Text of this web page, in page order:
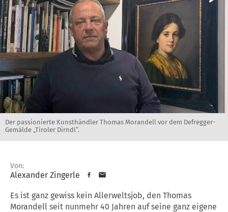
Der passionierte Kunsthändler Thomas Morandell vor dem Defregger-
Gemälde „Tiroler Dirndl“.
Von:
Alexander Zingerle
Es ist ganz gewiss kein Allerweltsjob, den Thomas
Morandell seit nunmehr 40 Jahren auf seine ganz eigene